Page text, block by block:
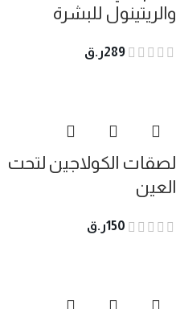
والريتينول للبشرة
289ر.ق
لصقات الكولاجين لتحت
العين
150ر.ق